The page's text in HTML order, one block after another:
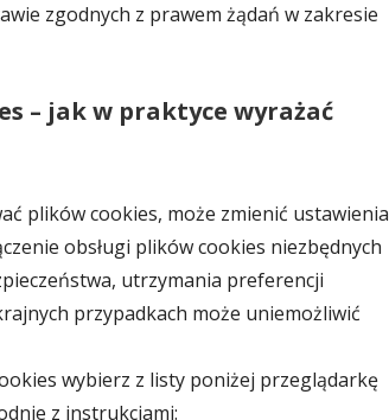
zgodnych z prawem żądań w zakresie
– jak w praktyce wyrażać
plików cookies, może zmienić ustawienia
obsługi plików cookies niezbędnych
utrzymania preferencji
przypadkach może uniemożliwić
wybierz z listy poniżej przeglądarkę
z instrukcjami: